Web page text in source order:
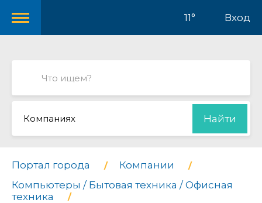
11° Вход
Компаниях Найти
Портал города
Компании
Компьютеры / Бытовая техника / Офисная
техника